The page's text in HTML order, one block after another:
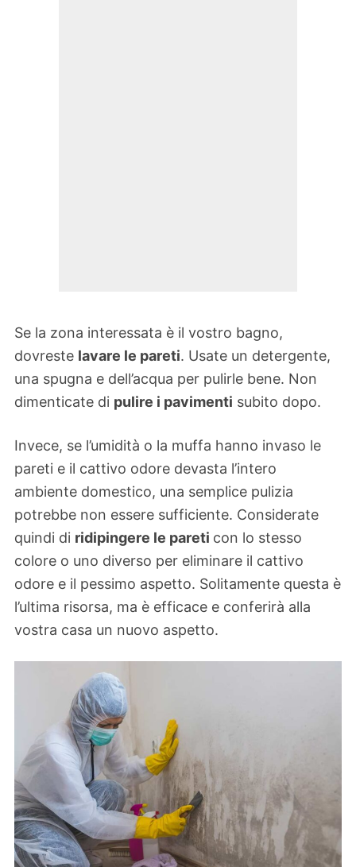
Se la zona interessata è il vostro bagno,
dovreste lavare le pareti. Usate un detergente,
una spugna e dell’acqua per pulirle bene. Non
dimenticate di pulire i pavimenti subito dopo.
Invece, se l’umidità o la muffa hanno invaso le
pareti e il cattivo odore devasta l’intero
ambiente domestico, una semplice pulizia
potrebbe non essere sufficiente. Considerate
quindi di ridipingere le pareti con lo stesso
colore o uno diverso per eliminare il cattivo
odore e il pessimo aspetto. Solitamente questa è
l’ultima risorsa, ma è efficace e conferirà alla
vostra casa un nuovo aspetto.